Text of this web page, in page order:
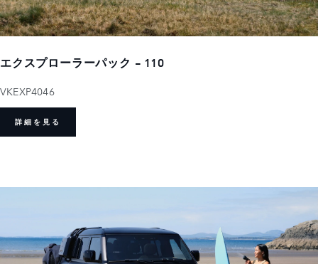
エクスプローラーパック - 110
VKEXP4046
詳細を見る